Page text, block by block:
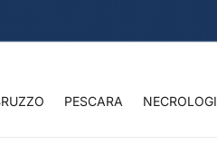
PESCARA NECROLOGI